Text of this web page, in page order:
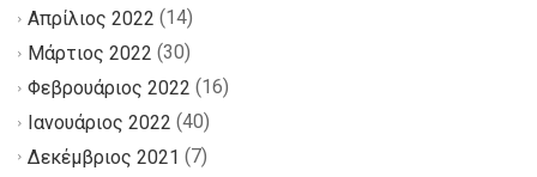
Απρίλιος 2022 (14)
Μάρτιος 2022 (30)
Φεβρουάριος 2022 (16)
Ιανουάριος 2022 (40)
Δεκέμβριος 2021 (7)